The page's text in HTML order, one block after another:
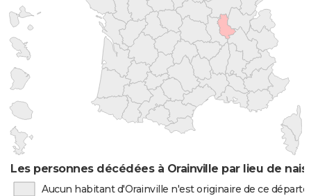
Les personnes décédées à Orainville par lieu de
Aucun habitant d'Orainville n'est originaire de ce